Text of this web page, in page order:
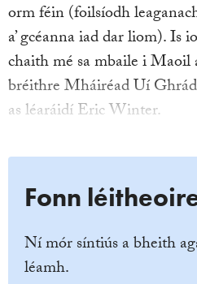
orm féin (foilsíodh
a’ gcéanna iad dar liom). Is
chaith mé sa mbaile i Maoil
bréithre Mháiréad Uí
as léaráidí Eric Winter.
Fonn
Ní mór síntiús a bheith
léamh.